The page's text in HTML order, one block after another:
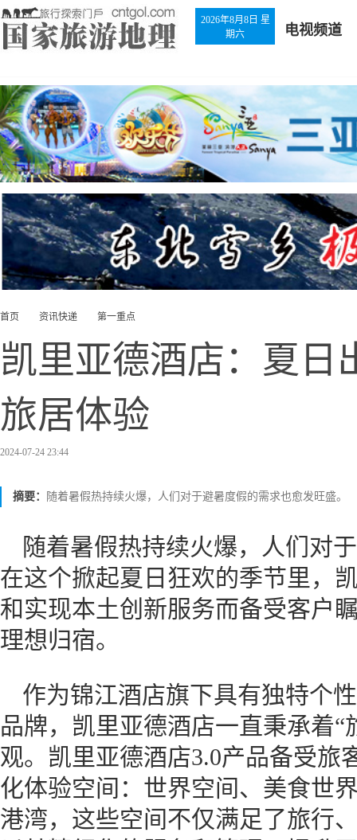
2026年8月8日 星
期六
电视频道
首页 资讯快递 第一重点
凯里亚德酒店：夏日
旅居体验
2024-07-24 23:44
摘要： 随着暑假热持续火爆，人们对于避暑度假的需求也愈发旺盛。
随着暑假热持续火爆，人们对
在这个掀起夏日狂欢的季节里，
和实现本土创新服务而备受客户
理想归宿。
作为锦江酒店旗下具有独特个
品牌，凯里亚德酒店一直秉承着
观。凯里亚德酒店3.0产品备受旅
化体验空间：世界空间、美食世
港湾，这些空间不仅满足了旅行